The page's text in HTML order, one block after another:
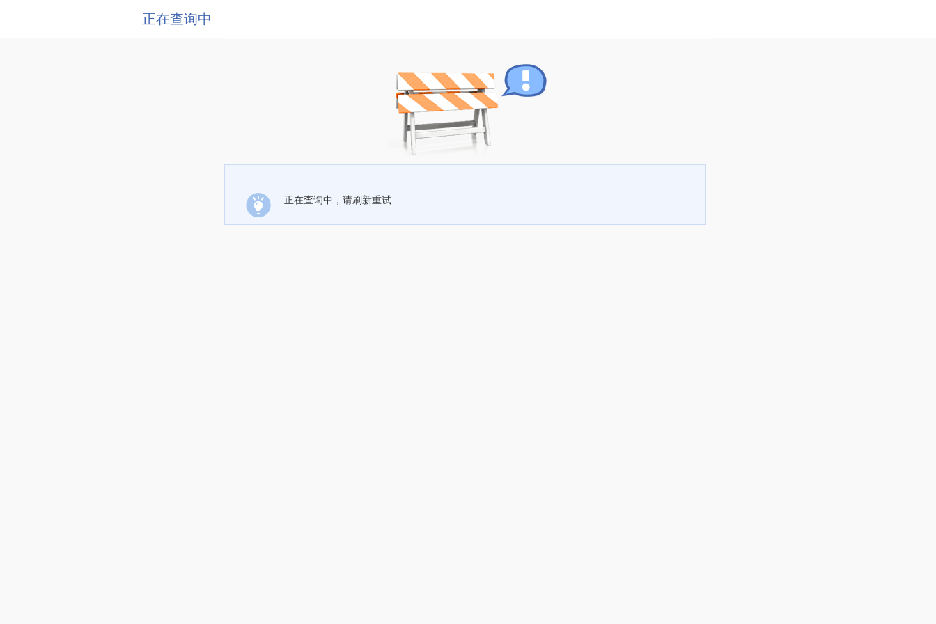
正在查询中
正在查询中，请刷新重试